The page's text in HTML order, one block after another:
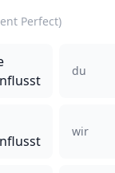
Perfect)
du
wir